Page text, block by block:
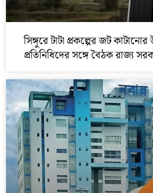
সিঙ্গুরে টাটা প্রকল্পের জট
প্রতিনিধিদের সঙ্গে বৈঠক রাজ্য